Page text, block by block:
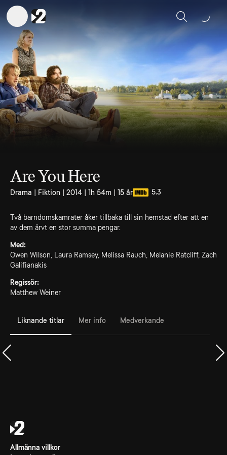
Sök
Are You Here
Drama | Fiktion | 2014 | 1h 54m | 15 år 5.3
Två barndomskamrater åker tillbaka till sin hemstad efter att en
av dem ärvt en stor summa pengar.
Med:
Owen Wilson, Laura Ramsey, Melissa Rauch, Melanie Ratcliff, Zach
Galifianakis
Regissör:
Matthew Weiner
Liknande titlar Mer info Medverkande
Allmänna villkor